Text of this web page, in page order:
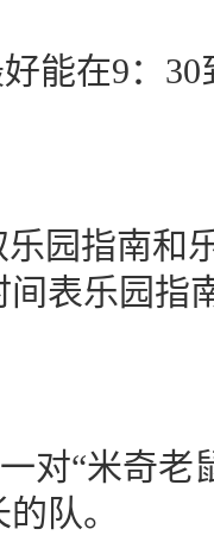
能在9：30
指南和乐
表乐园指
“米奇老
队。